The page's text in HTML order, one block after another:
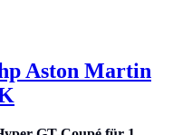
Aston Martin